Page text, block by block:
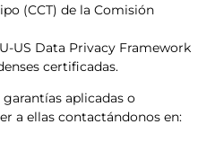
(CCT) de la Comisión
US Data Privacy Framework
certificadas.
aplicadas o
a ellas contactándonos en: